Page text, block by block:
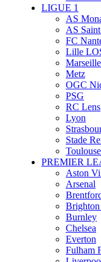
LIGUE 1
AS
AS
FC
Lille
Marseille
Metz
OGC
PSG
RC Lens
Lyon
Stade
Toulouse
PREMIER
Aston
Arsenal
Burnley
Chelsea
Everton
Fulham